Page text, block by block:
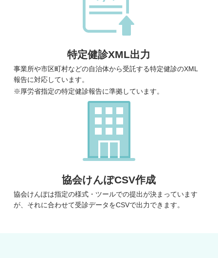
特定健診XML出力
事業所や市区町村などの自治体から受託する特定健診のXML
報告に対応しています。
※厚労省指定の特定健診報告に準拠しています。
協会けんぽCSV作成
協会けんぽは指定の様式・ツールでの提出が決まっています
が、それに合わせて受診データをCSVで出力できます。